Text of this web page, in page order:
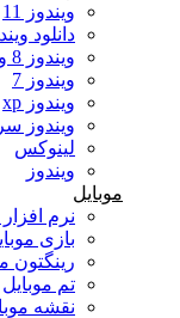
ویندوز 11
دانلود
ویندوز 8 و 8.1
ویندوز 7
ویندوز xp
ویندوز
لینوکس
ویندوز
موبایل
نرم
بازی
رینگتون
تم موبایل
نقشه